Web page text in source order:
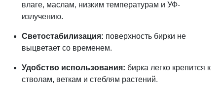
влаге, маслам, низким температурам и УФ-
излучению.
Светостабилизация: поверхность бирки не
выцветает со временем.
Удобство использования: бирка легко крепится к
стволам, веткам и стеблям растений.